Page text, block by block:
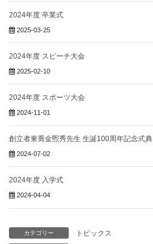
2024年度 卒業式
2025-03-25
2024年度 スピーチ大会
2025-02-10
2024年度 スポーツ大会
2024-11-01
創立者東喬金煕秀先生 生誕100周年記念式典
2024-07-02
2024年度 入学式
2024-04-04
カテゴリー トピックス